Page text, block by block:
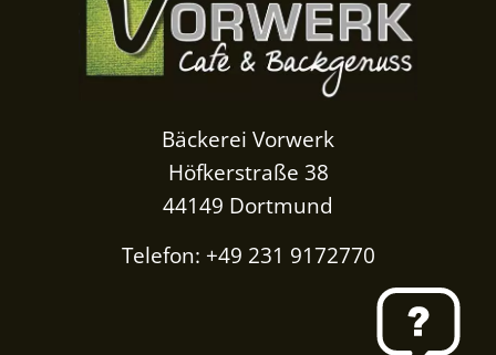
Bäckerei Vorwerk
Höfkerstraße 38
44149 Dortmund
Telefon: +49 231 9172770